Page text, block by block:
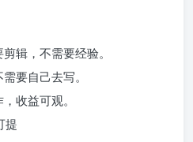
辑，不需要经验。
要自己去写。
收益可观。
提